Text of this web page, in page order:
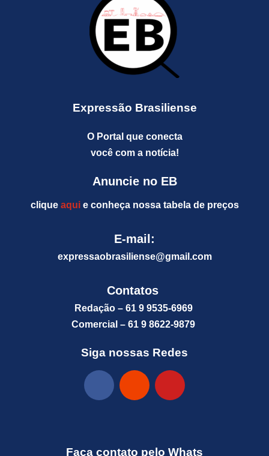
Expressão Brasiliense
O Portal que conecta
você com a notícia!
Anuncie no EB
clique aquie conheça nossa tabela de preços
E-mail:
expressaobrasiliense@gmail.com
Contatos
Redação – 61 9 9535-6969
Comercial – 61 9 8622-9879
Siga nossas Redes
Faça contato pelo Whats